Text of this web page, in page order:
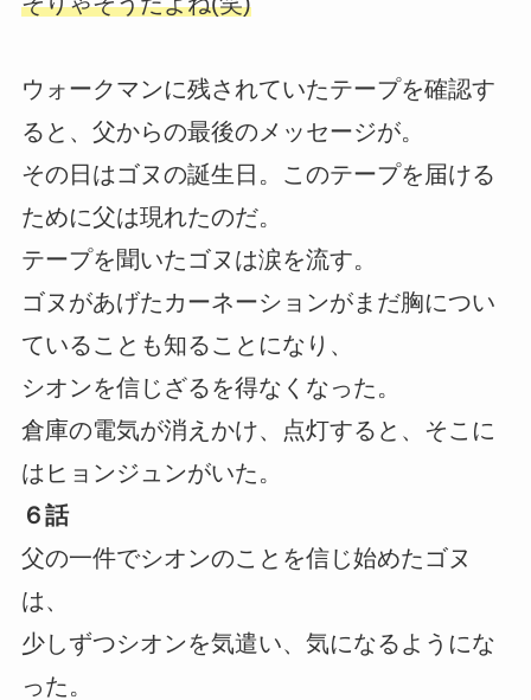
ウォークマンに残されていたテープを確認す
ると、父からの最後のメッセージが。
その日はゴヌの誕生日。このテープを届ける
ために父は現れたのだ。
テープを聞いたゴヌは涙を流す。
ゴヌがあげたカーネーションがまだ胸につい
ていることも知ることになり、
シオンを信じざるを得なくなった。
倉庫の電気が消えかけ、点灯すると、そこに
はヒョンジュンがいた。
６話
父の一件でシオンのことを信じ始めたゴヌ
は、
少しずつシオンを気遣い、気になるようにな
った。